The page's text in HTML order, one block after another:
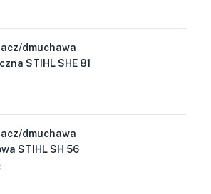
dmuchawa
STIHL SHE 81
dmuchawa
STIHL SH 56